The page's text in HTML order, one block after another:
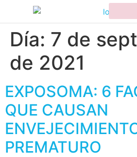
Día: 7 de
de 2021
EXPOSOMA: 6
QUE CAUSAN
PREMATURO